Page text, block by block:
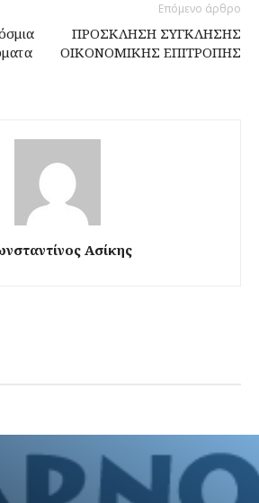
Επόμενο άρθρο
ΠΡΟΣΚΛΗΣΗ ΣΥΓΚΛΗΣΗΣ
ΟΙΚΟΝΟΜΙΚΗΣ ΕΠΙΤΡΟΠΗΣ
Ασίκης